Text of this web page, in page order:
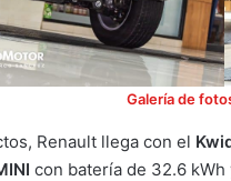
Galería de
Renault llega con el
con batería de 32.6 kWh